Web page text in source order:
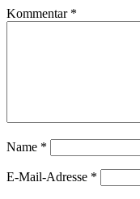
Kommentar *
Name *
E-Mail-Adresse *